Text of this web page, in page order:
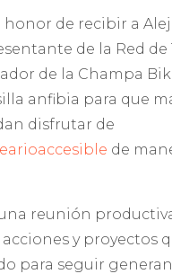
honor de recibir a
de la Red de
de la Champa
anfibia para que
disfrutar de
de
reunión
y proyectos
para seguir